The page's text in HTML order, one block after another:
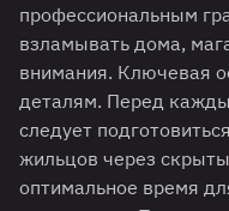
профессиональным
взламывать дома,
внимания. Ключевая
деталям. Перед
следует
жильцов через
оптимальное время